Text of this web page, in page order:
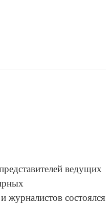
ведущих
журналистов состоялся